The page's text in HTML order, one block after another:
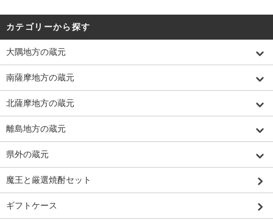
カテゴリーから探す
大隅地方の蔵元
南薩摩地方の蔵元
北薩摩地方の蔵元
離島地方の蔵元
県外の蔵元
魔王と厳選焼酎セット
ギフトケース